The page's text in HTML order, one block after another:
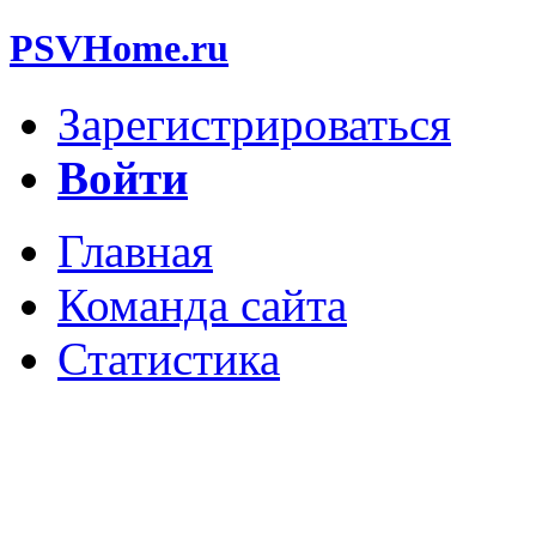
PSVHome.ru
Зарегистрироваться
Войти
Главная
Команда сайта
Статистика